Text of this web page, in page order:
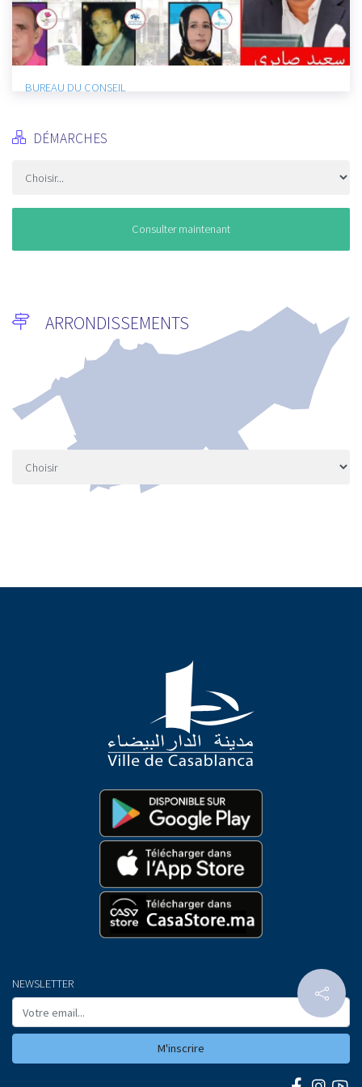
BUREAU DU CONSEIL
DÉMARCHES
Consulter maintenant
ARRONDISSEMENTS
NEWSLETTER
M'inscrire